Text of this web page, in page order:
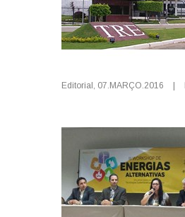
Editorial , 07.MARÇO.2016